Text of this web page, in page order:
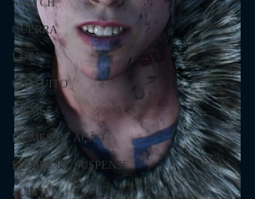
SWITCH
GUERRA
LUTA
GRATUITO
FILMES
FILMES DE AÇÃO
FILMES DE SUSPENSE
FURTIVO